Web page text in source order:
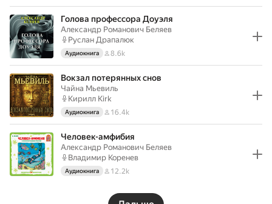
Голова профессора Доуэля
Александр Романович Беляев
Руслан Драпалюк
Аудиокнига 8.6k
Вокзал потерянных снов
Чайна Мьевиль
Кирилл Kirk
Аудиокнига 16.4k
Человек-амфибия
Александр Романович Беляев
Владимир Коренев
Аудиокнига 12.2k